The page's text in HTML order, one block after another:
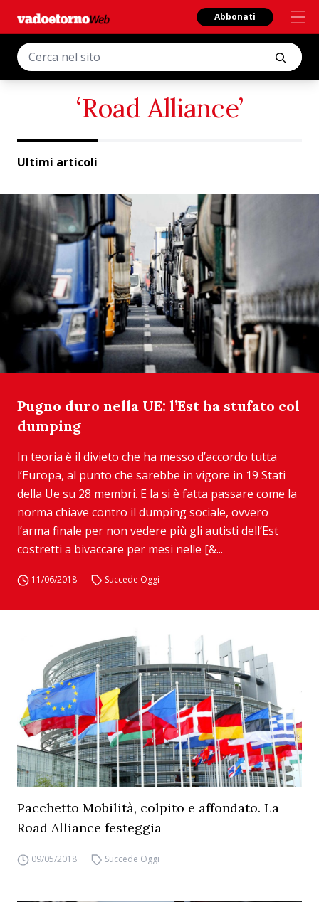
Abbonati
‘Road Alliance’
Ultimi articoli
Pugno duro nella UE: l’Est ha stufato col
dumping
In teoria è il divieto che ha messo d’accordo tutta
l’Europa, al punto che sarebbe in vigore in 19 Stati
della Ue su 28 membri. E la si è fatta passare come la
norma chiave contro il dumping sociale, ovvero
l’arma finale per non vedere più gli autisti dell’Est
costretti a bivaccare per mesi nelle [&...
11/06/2018 Succede Oggi
Pacchetto Mobilità, colpito e affondato. La
Road Alliance festeggia
09/05/2018 Succede Oggi